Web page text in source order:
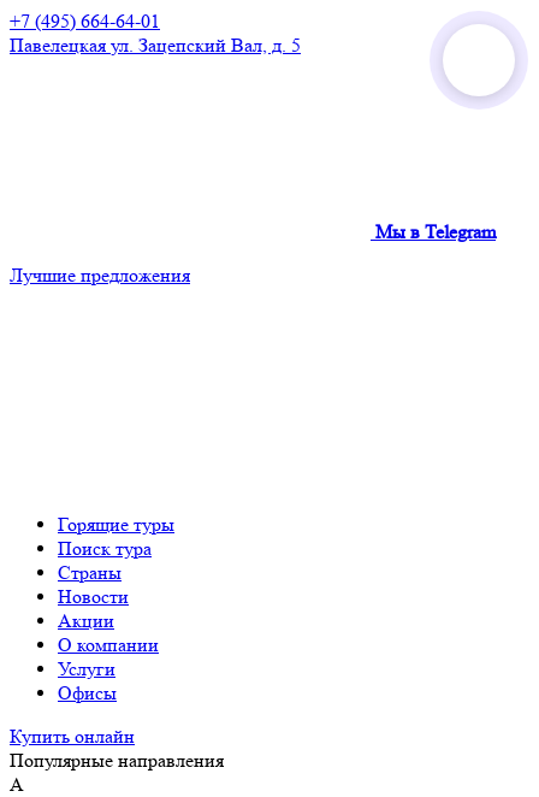
+7 (495) 664-64-01
Павелецкая ул. Зацепский Вал, д. 5
Мы в Telegram
Лучшие предложения
Горящие туры
Поиск тура
Страны
Новости
Акции
О компании
Услуги
Офисы
Купить онлайн
Популярные направления
А